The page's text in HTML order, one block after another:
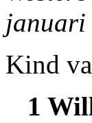
januari
Kind
1